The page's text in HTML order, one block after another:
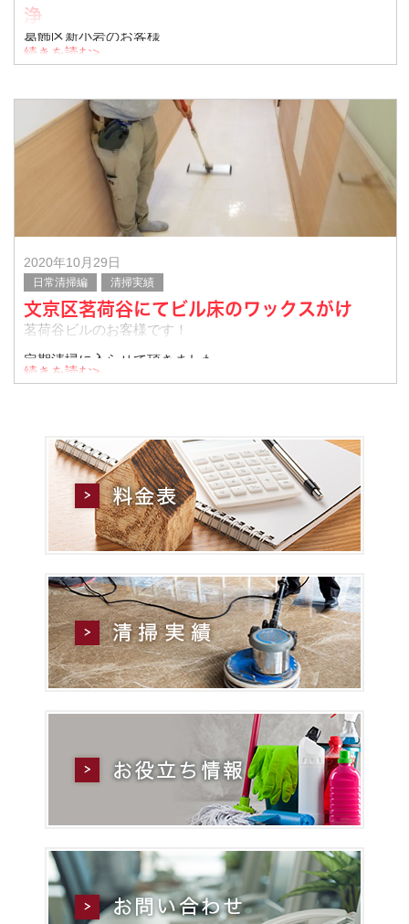
浄
葛飾区新小岩のお客様
マンションの高圧洗浄作業に入らせて頂きました。
素敵な外壁ですね！
ご依頼ありがとうございました。
続きを読む>
2020年10月29日
日常清掃編 清掃実績
文京区茗荷谷にてビル床のワックスがけ
茗荷谷ビルのお客様です！
定期清掃に入らせて頂きました。
続きを読む>